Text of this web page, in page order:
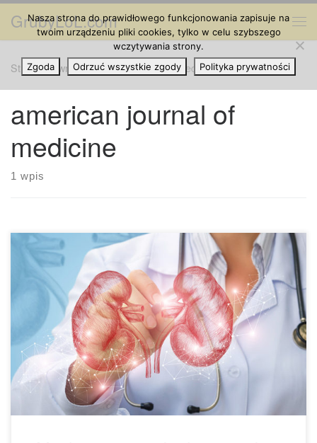
Przejdź do treści
GrubyLoL.com
Strona główna » american journal of medicine
american journal of
medicine
1 wpis
Marihuana nie szkodzi na nerki Naukowcy nie znaleźli
dowodów na to, że stosowanie marihuany negatywnie
wpływa na nerki lub przyczynia się do choroby nerek.
Według najnowszych badań opublikowanych w American
Journal of Medicine umiarkowane stosowanie marihuany nie
ma żadnego związku z chorobą nerek. Naukowcy z Harvard
University’s School of Public […]
Nasza strona do prawidłowego funkcjonowania zapisuje na
twoim urządzeniu pliki cookies, tylko w celu szybszego
wczytywania strony.
Zgoda
Odrzuć wszystkie zgody Polityka prywatności